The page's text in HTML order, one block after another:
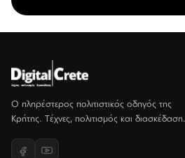
Ο πληρέστερος πολιτιστικός οδηγός της
Κρήτης. Τέχνες, πολιτισμός και διασκέδαση.